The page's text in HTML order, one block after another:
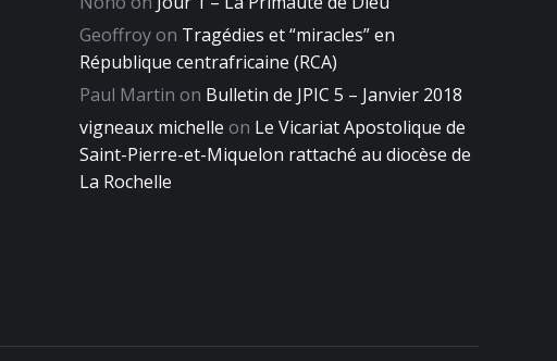
Geoffroyon Tragédies et “miracles” en
République centrafricaine (RCA)
Paul Martin on Bulletin de JPIC 5 – Janvier 2018
vigneaux michelle on Le Vicariat Apostolique de
Saint-Pierre-et-Miquelon rattaché au diocèse de
La Rochelle